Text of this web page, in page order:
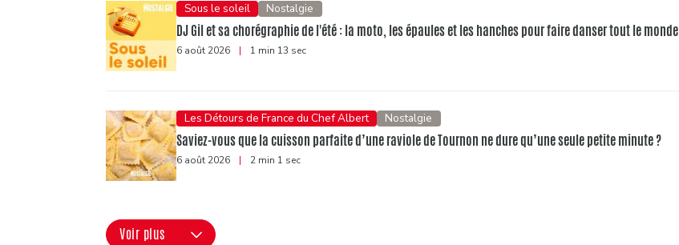
Sous le soleil Nostalgie
DJ Gil et sa chorégraphie de l'été : la moto, les épaules et les hanches pour faire danser tout le monde
6 août 2026 | 1 min 13 sec
Les Détours de France du Chef Albert Nostalgie
Saviez-vous que la cuisson parfaite d’une raviole de Tournon ne dure qu’une seule petite minute ?
6 août 2026 | 2 min 1 sec
Voir plus